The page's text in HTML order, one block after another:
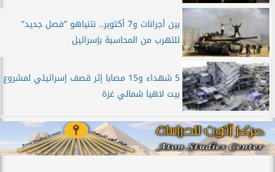
بين أجرانات و7 أكتوبر.. نتنياهو ”فصل جديد”
للتهرب من المحاسبة بإسرائيل
5 شهداء و15 مصابا إثر قصف إسرائيلي لمشروع
بيت لاهيا شمالي غزة